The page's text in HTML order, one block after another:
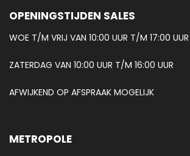
OPENINGSTIJDEN SALES
WOE T/M VRIJ VAN 10:00 UUR T/M 17:00 UUR
ZATERDAG VAN 10:00 UUR T/M 16:00 UUR
AFWIJKEND OP AFSPRAAK MOGELIJK
METROPOLE